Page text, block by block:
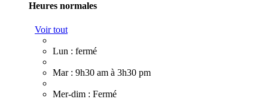
Heures normales
Voir tout
Lun : fermé
Mar : 9h30 am à 3h30 pm
Mer-dim : Fermé